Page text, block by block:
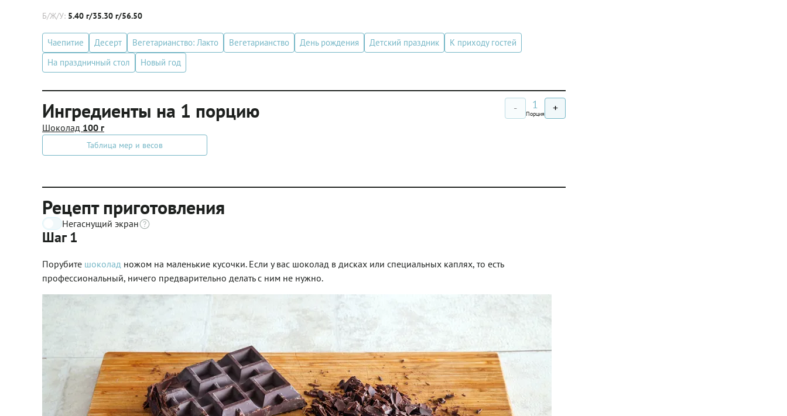
Б/Ж/У: 5.40 г/35.30 г/56.50
Чаепитие Десерт Вегетарианство: Лакто Вегетарианство День рождения Детский праздник
К приходу гостей
На праздничный стол
Новый год
Ингредиенты на 1 порцию - 1
Порция +
Шоколад 100 г
Таблица мер и весов
Рецепт приготовления
Негаснущий экран
Шаг 1
Порубите шоколад ножом на маленькие кусочки. Если у вас шоколад в дисках или специальных каплях, то есть
профессиональный, ничего предварительно делать с ним не нужно.